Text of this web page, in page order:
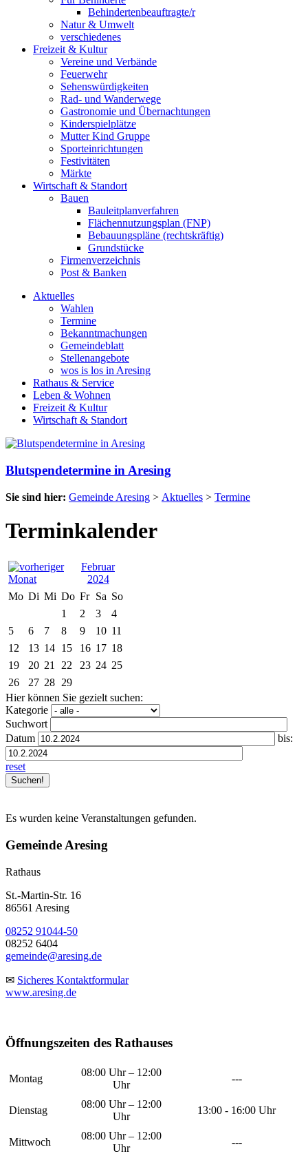
Behindertenbeauftragte/r
Natur & Umwelt
verschiedenes
Freizeit & Kultur
Vereine und Verbände
Feuerwehr
Sehenswürdigkeiten
Rad- und Wanderwege
Gastronomie und Übernachtungen
Kinderspielplätze
Mutter Kind Gruppe
Sporteinrichtungen
Festivitäten
Märkte
Wirtschaft & Standort
Bauen
Bauleitplanverfahren
Flächennutzungsplan (FNP)
Bebauungspläne (rechtskräftig)
Grundstücke
Firmenverzeichnis
Post & Banken
Aktuelles
Wahlen
Termine
Bekanntmachungen
Gemeindeblatt
Stellenangebote
wos is los in Aresing
Rathaus & Service
Leben & Wohnen
Freizeit & Kultur
Wirtschaft & Standort
Blutspendetermine in Aresing
Sie sind hier: Gemeinde Aresing > Aktuelles > Termine
Terminkalender
Februar
2024
Mo Di Mi Do Fr Sa So
1
2 3
4
5
6 7 8 9 10 11
12
13 14 15 16 17 18
19
20 21 22 23 24 25
26
27 28 29
Hier können Sie gezielt suchen:
Kategorie
Suchwort
Datum
bis:
reset
Es wurden keine Veranstaltungen gefunden.
Gemeinde Aresing
Rathaus
St.-Martin-Str. 16
86561 Aresing
08252 91044-50
08252 6404
gemeinde@aresing.de
✉ Sicheres Kontaktformular
www.aresing.de
Öffnungszeiten des Rathauses
Montag
08:00 Uhr – 12:00
Uhr
---
Dienstag
08:00 Uhr – 12:00
Uhr
13:00 - 16:00 Uhr
Mittwoch
08:00 Uhr – 12:00
Uhr
---